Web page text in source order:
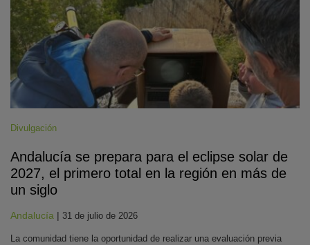
Divulgación
Andalucía se prepara para el eclipse solar de
2027, el primero total en la región en más de
un siglo
Andalucía | 31 de julio de 2026
La comunidad tiene la oportunidad de realizar una evaluación previa